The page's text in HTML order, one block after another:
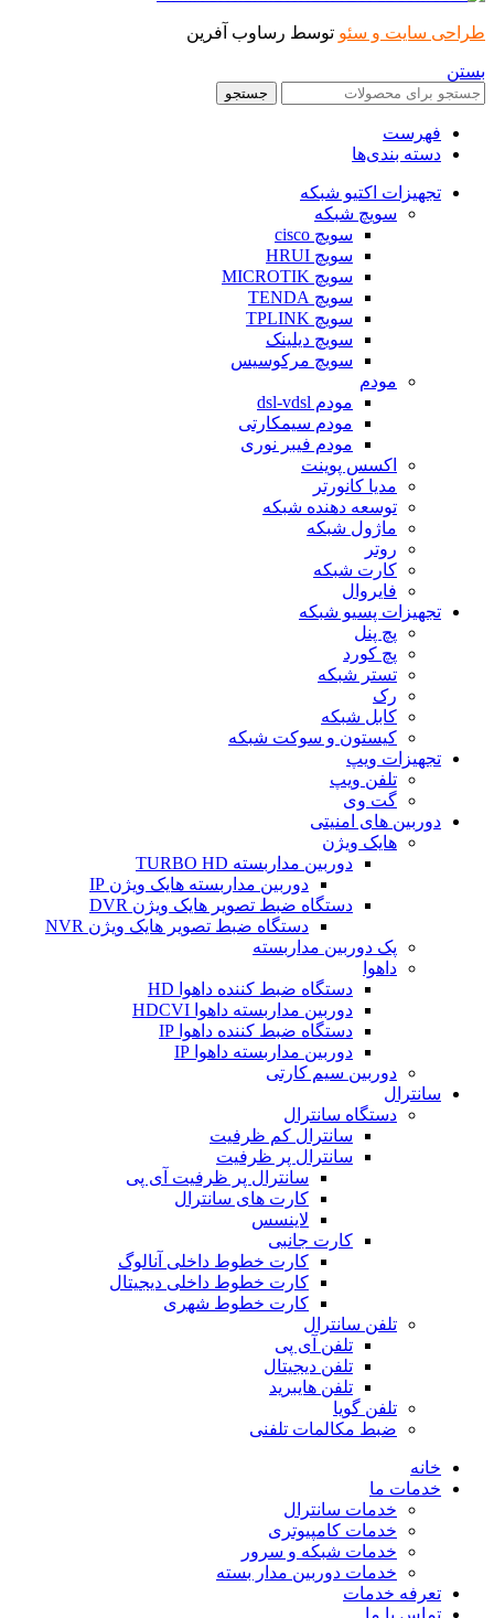
طراحی سایت و سئو توسط رساوب آفرین
بستن
جستجو
فهرست
دسته بندی‌ها
تجهیزات اکتیو شبکه
سویچ شبکه
سویچ cisco
سویچ HRUI
سویچ MICROTIK
سویچ TENDA
سویچ TPLINK
سویچ دیلینک
سویچ مرکوسیس
مودم
مودم dsl-vdsl
مودم سیمکارتی
مودم فیبر نوری
اکسس پوینت
مدیا کانورتر
توسعه دهنده شبکه
ماژول شبکه
روتر
کارت شبکه
فایروال
تجهیزات پسیو شبکه
پچ پنل
پچ کورد
تستر شبکه
رک
کابل شبکه
کیستون و سوکت شبکه
تجهیزات ویپ
تلفن ویپ
گت وی
دوربین های امنیتی
هایک ویژن
دوربین مداربسته TURBO HD
دوربین مداربسته هایک ویژن IP
دستگاه ضبط تصویر هایک ویژن DVR
دستگاه ضبط تصویر هایک ویژن NVR
پک دوربین مداربسته
داهوا
دستگاه ضبط کننده داهوا HD
دوربین مداربسته داهوا HDCVI
دستگاه ضبط کننده داهوا IP
دوربین مداربسته داهوا IP
دوربین سیم کارتی
سانترال
دستگاه سانترال
سانترال کم ظرفیت
سانترال پر ظرفیت
سانترال پر ظرفیت آی پی
کارت های سانترال
لاینسس
کارت جانبی
کارت خطوط داخلی آنالوگ
کارت خطوط داخلی دیجیتال
کارت خطوط شهری
تلفن سانترال
تلفن آی پی
تلفن دیجیتال
تلفن هایبرید
تلفن گویا
ضبط مکالمات تلفنی
خانه
خدمات ما
خدمات سانترال
خدمات کامپیوتری
خدمات شبکه و سرور
خدمات دوربین مدار بسته
تعرفه خدمات